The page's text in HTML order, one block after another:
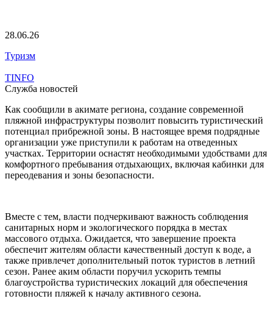
28.06.26
Туризм
TINFO
Служба новостей
Как сообщили в акимате региона, создание современной
пляжной инфраструктуры позволит повысить туристический
потенциал прибрежной зоны. В настоящее время подрядные
организации уже приступили к работам на отведенных
участках. Территории оснастят необходимыми удобствами для
комфортного пребывания отдыхающих, включая кабинки для
переодевания и зоны безопасности.
Вместе с тем, власти подчеркивают важность соблюдения
санитарных норм и экологического порядка в местах
массового отдыха. Ожидается, что завершение проекта
обеспечит жителям области качественный доступ к воде, а
также привлечет дополнительный поток туристов в летний
сезон. Ранее аким области поручил ускорить темпы
благоустройства туристических локаций для обеспечения
готовности пляжей к началу активного сезона.